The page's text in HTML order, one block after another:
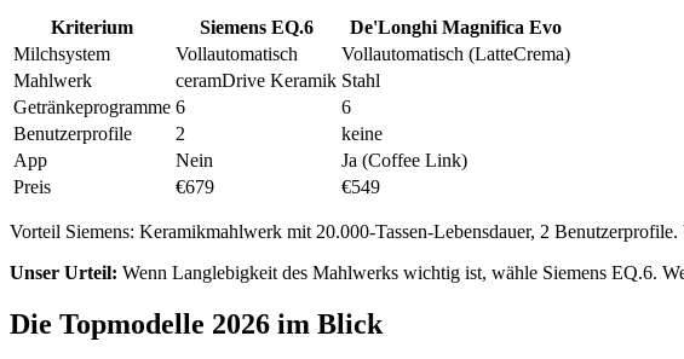
Kriterium Siemens EQ.6
De'Longhi Magnifica Evo
Milchsystem
Vollautomatisch
Vollautomatisch (LatteCrema)
Mahlwerk
ceramDrive Keramik Stahl
Getränkeprogramme 6
6
Benutzerprofile
2
keine
App
Nein
Ja (Coffee Link)
Preis
€679 €549
Vorteil Siemens: Keramikmahlwerk mit 20.000-Tassen-Lebensdauer, 2
Unser Urteil: Wenn Langlebigkeit des Mahlwerks wichtig ist, wähle Siemens EQ.6.
Die Topmodelle 2026 im Blick